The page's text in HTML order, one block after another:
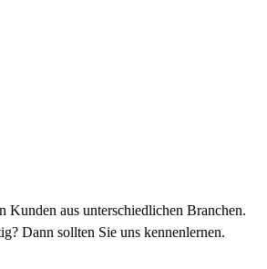
aus unterschiedlichen Branchen.
Dann sollten Sie uns kennenlernen.